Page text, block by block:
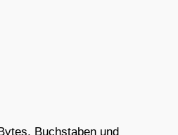
Buchstaben und